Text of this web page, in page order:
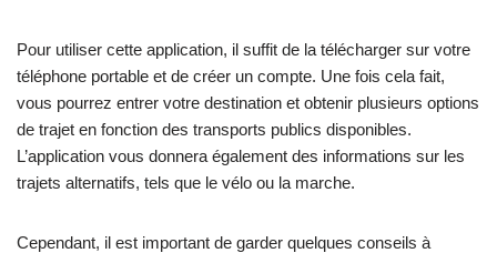
Pour utiliser cette application, il suffit de la télécharger sur votre
téléphone portable et de créer un compte. Une fois cela fait,
vous pourrez entrer votre destination et obtenir plusieurs options
de trajet en fonction des transports publics disponibles.
L’application vous donnera également des informations sur les
trajets alternatifs, tels que le vélo ou la marche.
Cependant, il est important de garder quelques conseils à